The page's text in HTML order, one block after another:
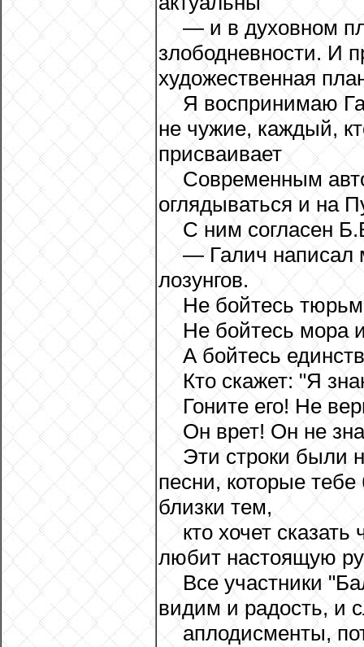
— и в духовном
злободневности. И
художественная
Я воспринимаю
не чужие, каждый,
присваивает
Современным
оглядываться и на
С ним согласен
— Галич написал
лозунгов.
Не бойтесь
Не бойтесь мора
А бойтесь
Кто скажет: "Я
Гоните его! Не
Он врет! Он не
Эти строки были
песни, которые
близки тем,
кто хочет
любит настоящую
Все участники
видим и радость, и
аплодисменты,